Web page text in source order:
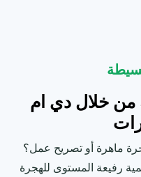
خلال دي ام
ماهرة أو تصريح عمل؟
رفيعة المستوى للهجرة